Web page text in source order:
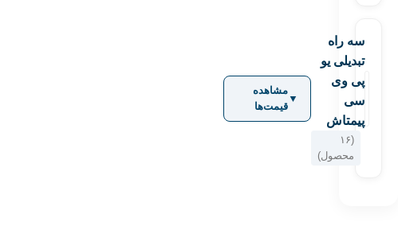
سه راه
تبدیلی یو
پی وی
سی
پیمتاش
(۱۶
محصول)
▼
مشاهده
قیمت‌ها